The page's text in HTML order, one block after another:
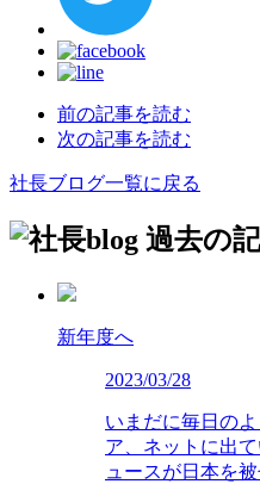
前の記事を読む
次の記事を読む
社長ブログ一覧に戻る
過去の
新年度へ
2023/03/28
いまだに毎日の
ア、ネットに出
ュースが日本を